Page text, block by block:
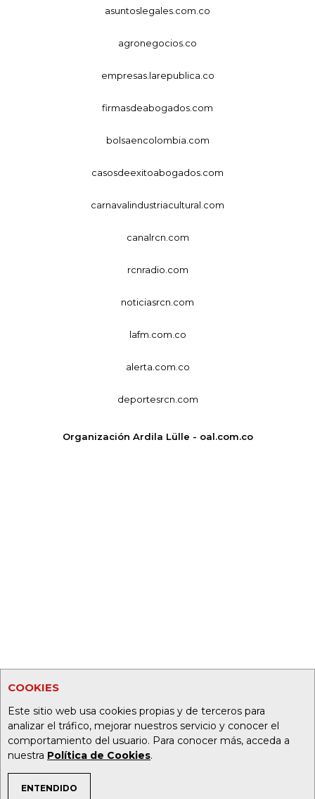
COOKIES
Este sitio web usa cookies propias y de terceros para
analizar el tráfico, mejorar nuestros servicio y conocer el
comportamiento del usuario. Para conocer más, acceda a
nuestra Política de Cookies.
ENTENDIDO
asuntoslegales.com.co
agronegocios.co
empresas.larepublica.co
firmasdeabogados.com
bolsaencolombia.com
casosdeexitoabogados.com
carnavalindustriacultural.com
canalrcn.com
rcnradio.com
noticiasrcn.com
lafm.com.co
alerta.com.co
deportesrcn.com
Organización Ardila Lülle - oal.com.co